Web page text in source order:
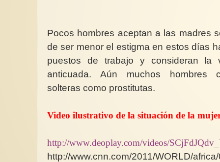
Pocos hombres aceptan a las madres
de ser menor el estigma en estos días
puestos de trabajo y consideran la
anticuada. Aún muchos hombres
solteras como prostitutas.
Video ilustrativo de la situación de la
http://www.deoplay.com/videos/
http://www.cnn.com/2011/WORLD/